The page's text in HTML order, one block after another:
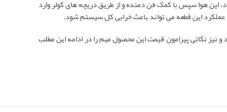
هوا سپس با کمک فن دمنده و از طریق دریچه های کولر وارد
عملکرد این قطعه می تواند باعث خرابی کل سیستم شود.
نیز نکاتی پیرامون قیمت این محصول مهم را در ادامه این مطلب